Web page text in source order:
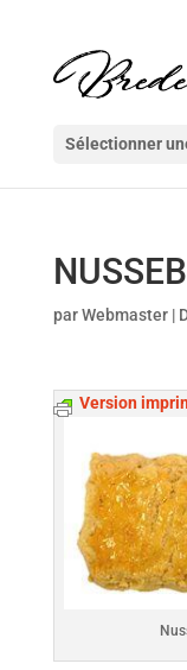
Sélectionner
parWebmaster|
Version